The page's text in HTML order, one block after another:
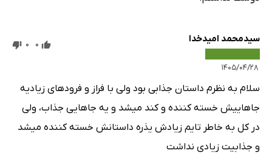
10 دقیقه قسمت چهارم: فصل شصت و چهارم
قسمت چهارم: فصل شصت و پنجم
50 دقیقه قسمت چهارم: فصل شصت و ششم
12 دقیقه قسمت پنجم: فصل شصت و هفتم
سخن آخر
سیدمحمد امیدخدا
۱۴۰۵/۰۴/۲۸
0
0
سلام به نظرم داستان جذابی بود ولی با فراز و فرودهای زیادیه
جاهاییش خسته کننده و کند میشد و یه جاهایی جذاب، ولی
در کل به خاطر تایم زیادش یذره داستانش خسته کننده میشد
و جذابیت زیادی نداشت